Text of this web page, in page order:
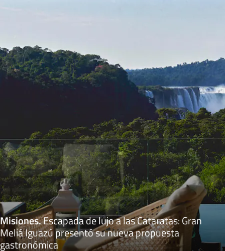
Misiones.Escapada de lujo a las Cataratas: Gran
Meliá Iguazú presentó su nueva propuesta
gastronómica